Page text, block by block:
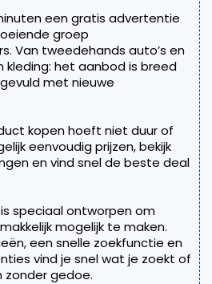
een gratis advertentie
groep
Van tweedehands auto’s en
het aanbod is breed
met nieuwe
kopen hoeft niet duur of
eenvoudig prijzen, bekijk
en vind snel de beste deal
speciaal ontworpen om
mogelijk te maken.
een snelle zoekfunctie en
vind je snel wat je zoekt of
zonder gedoe.